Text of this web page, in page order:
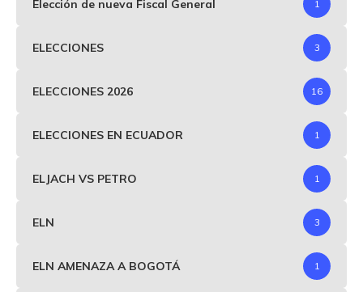
Elección de nueva Fiscal General 1
ELECCIONES 3
ELECCIONES 2026 16
ELECCIONES EN ECUADOR 1
ELJACH VS PETRO 1
ELN 3
ELN AMENAZA A BOGOTÁ 1